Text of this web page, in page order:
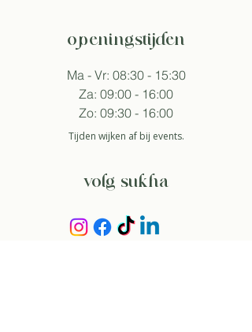
openingstijden
Ma - Vr: 08:30 - 15:30
Za: 09:00 - 16:00
Zo: 09:30 - 16:00
Tijden wijken af bij events.
volg sukha